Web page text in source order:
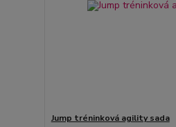
Jump tréninková agility sada